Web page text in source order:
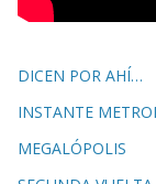
DICEN POR AHÍ…
INSTANTE
MEGALÓPOLIS